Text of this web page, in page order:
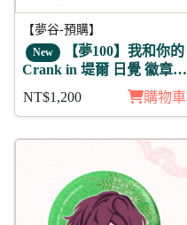
【夢谷-預購】
New 【夢100】我和你的
Crank in 堤爾 日覺 徽章11
NT$1,200 購物車